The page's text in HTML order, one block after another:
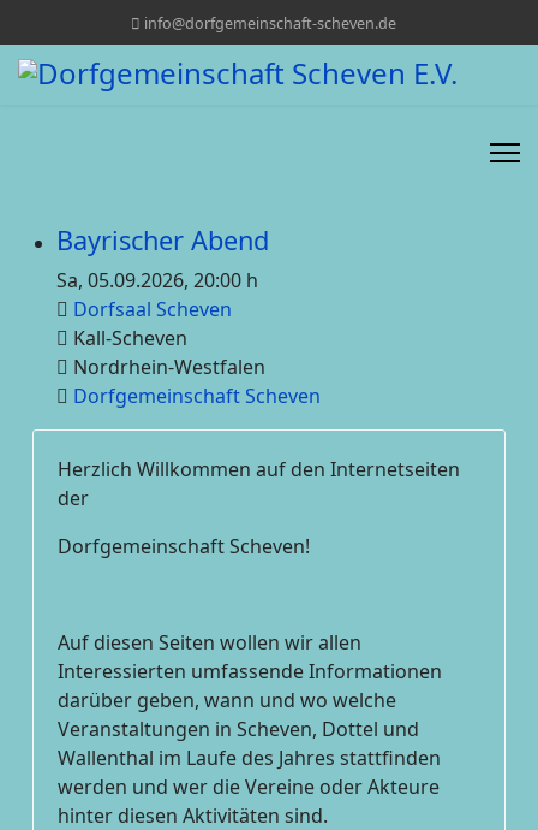
info@dorfgemeinschaft-scheven.de
Bayrischer Abend
Sa, 05.09.2026, 20:00 h
Dorfsaal Scheven
Kall-Scheven
Nordrhein-Westfalen
Dorfgemeinschaft Scheven
Herzlich Willkommen auf den Internetseiten
der
Dorfgemeinschaft Scheven!
Auf diesen Seiten wollen wir allen
Interessierten umfassende Informationen
darüber geben, wann und wo welche
Veranstaltungen in Scheven, Dottel und
Wallenthal im Laufe des Jahres stattfinden
werden und wer die Vereine oder Akteure
hinter diesen Aktivitäten sind.